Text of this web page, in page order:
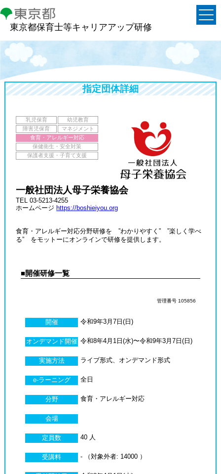
東京都保育士等キャリアアップ研修
指定団体詳細
乳児保育
幼児教育
障害児保育
マネジメント
食育・アレルギー対応
保健衛生・安全対策
保護者支援・子育て支援
一般社団法人母子栄養協会
TEL 03-5213-4255
ホームページ https://boshieiyou.org
食育・アレルギー対応分野研修を ”わかりやすく” ”楽しく学べ
る” をモットーにオンラインで研修を提供します。
■開催研修一覧
開催 令和9年3月7日(日)
オンデマンド開催 令和8年4月1日(水)〜令和9年3月7日(日)
実施方法 ライブ形式、オンデマンド形式
e-ラーニング 全日
分野 食育・アレルギー対応
会場
定員数 40 人
受講料 - （対象外者: 14000 ）
管理番号 105856